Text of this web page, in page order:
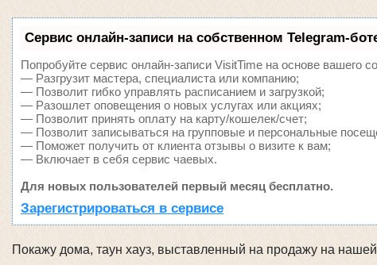
Сервис онлайн-записи на собственном Telegram-
Попробуйте сервис онлайн-записи VisitTime на основе вашего
— Разгрузит мастера, специалиста или компанию;
— Позволит гибко управлять расписанием и загрузкой;
— Разошлет оповещения о новых услугах или акциях;
— Позволит принять оплату на карту/кошелек/счет;
— Позволит записываться на групповые и персональные
— Поможет получить от клиента отзывы о визите к вам;
— Включает в себя сервис чаевых.
Для новых пользователей первый месяц бесплатно.
Зарегистрироваться в сервисе
Покажу дома, таун хауз, выставленный на продажу на